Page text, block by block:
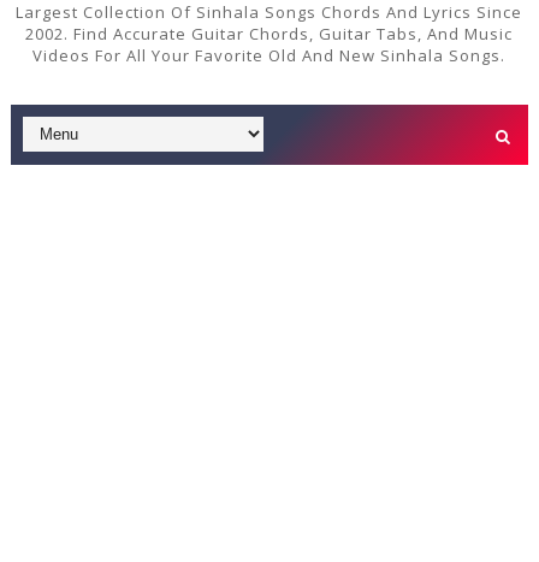
Largest Collection Of Sinhala Songs Chords And Lyrics Since
2002. Find Accurate Guitar Chords, Guitar Tabs, And Music
Videos For All Your Favorite Old And New Sinhala Songs.